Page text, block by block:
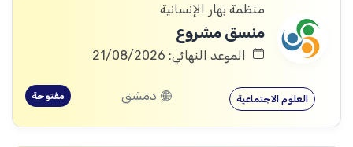
منظمة بهار الإنسانية
منسق مشروع
الموعد النهائي: 21/08/2026
العلوم الاجتماعية دمشق مفتوحة